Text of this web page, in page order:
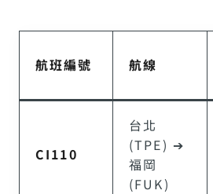
航班編號 航線
CI110
台北
(TPE) ➔
福岡
(FUK)